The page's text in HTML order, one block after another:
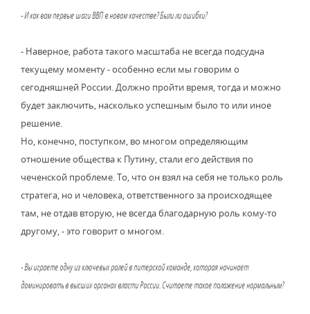
- И как вам первые шаги ВВП в новом качестве? Были ли ошибки?
- Наверное, работа такого масштаба не всегда подсудна
текущему моменту - особенно если мы говорим о
сегодняшней России. Должно пройти время, тогда и можно
будет заключить, насколько успешным было то или иное
решение.
Но, конечно, поступком, во многом определяющим
отношение общества к Путину, стали его действия по
чеченской проблеме. То, что он взял на себя не только роль
стратега, но и человека, ответственного за происходящее
там, не отдав вторую, не всегда благодарную роль кому-то
другому, - это говорит о многом.
- Вы играете одну из ключевых ролей в питерской команде, которая начинает
доминировать в высших органах власти России. Считаете такое положение нормальным?